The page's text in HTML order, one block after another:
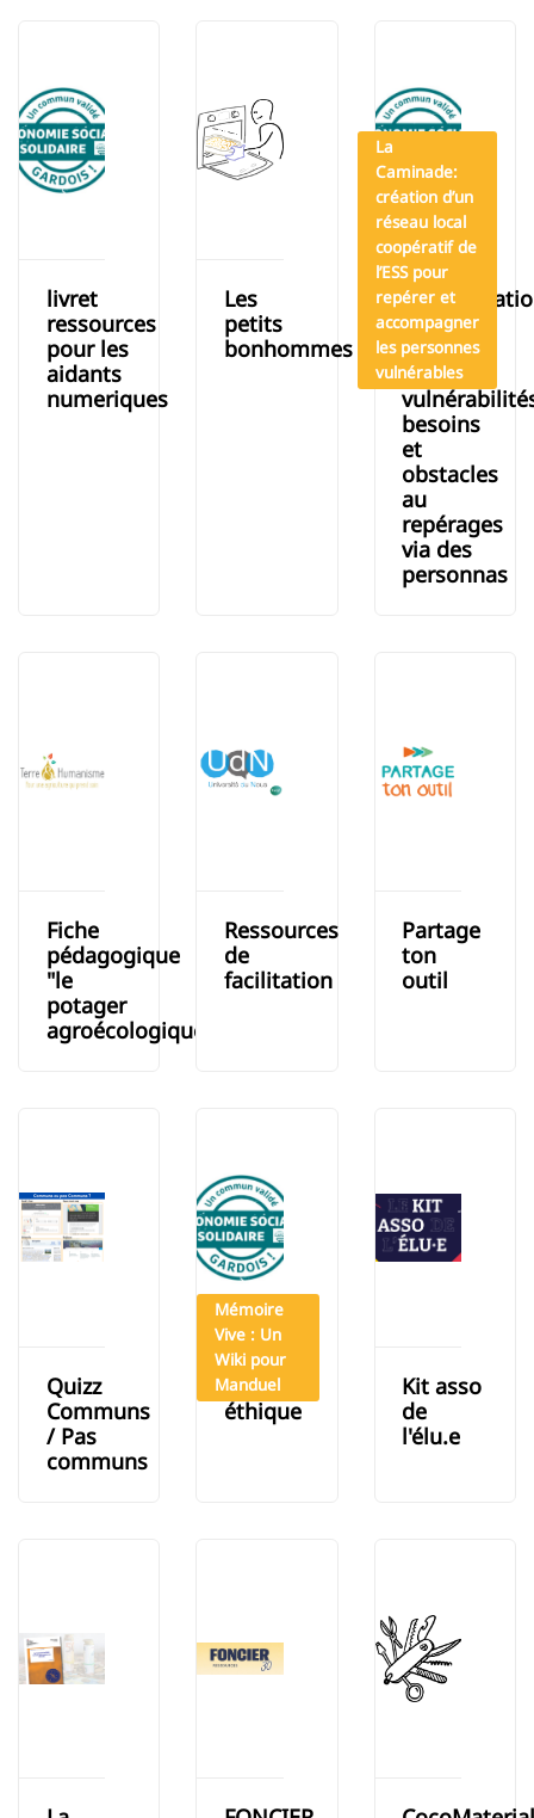
livret
ressources
pour les
aidants
numeriques
Les
petits
bonhommes
des
facteurs
de
besoins
et
obstacles
au
repérages
via des
personnas
La
Caminade:
création d’un
réseau local
coopératif de
l’ESS pour
repérer et
accompagner
les personnes
vulnérables
Fiche
pédagogique
"le
potager
agroécologique"
Ressources
de
facilitation
Partage
ton
outil
Quizz
Communs
/ Pas
communs
Charte
éthique
Mémoire
Vive : Un
Wiki pour
Manduel
Kit asso
de
l'élu.e